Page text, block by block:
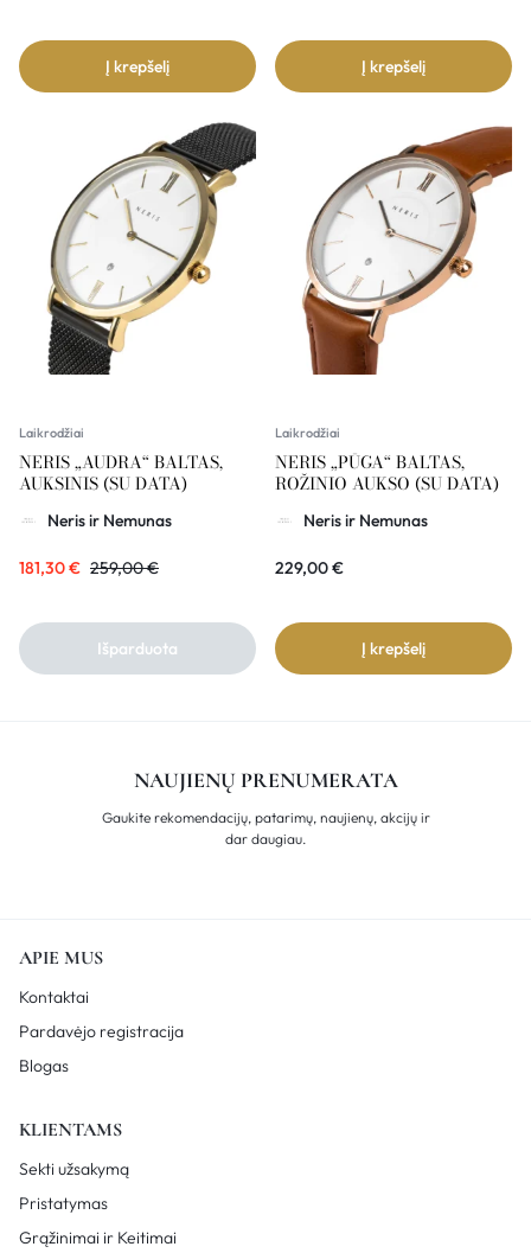
Į krepšelį Į krepšelį
Laikrodžiai
NERIS „AUDRA“ BALTAS,
AUKSINIS (SU DATA)
Neris ir Nemunas
181,30€ 259,00€
Išparduota
Laikrodžiai
NERIS „PŪGA“ BALTAS,
ROŽINIO AUKSO (SU DATA)
Neris ir Nemunas
229,00€
Į krepšelį
NAUJIENŲ PRENUMERATA
Gaukite rekomendacijų, patarimų, naujienų, akcijų ir
dar daugiau.
APIE MUS
Kontaktai
Pardavėjo registracija
Blogas
KLIENTAMS
Sekti užsakymą
Pristatymas
Grąžinimai ir Keitimai